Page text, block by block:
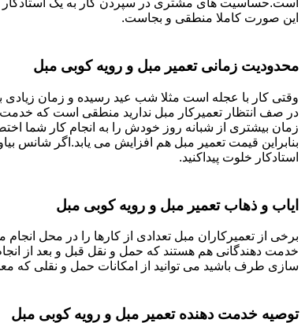
است.حساسیت های مشتری در سپردن کار به یک استادکار
این صورت کاملا منطقی و بجاست.
محدودیت زمانی تعمیر مبل و رویه کوبی مبل
وقتی کار با عجله است مثلا شب عید رسیده و زمان زیادی
در صف انتظار تعمیرکار مبل ندارید منطقی است که خدمت
زمان بیشتری از شبانه روز خودش را به انجام کار شما
بنابراین قیمت تعمیر مبل هم افزایش می یابد.اگر شانس
استادکار خلوت پیداکنید.
ایاب و ذهاب تعمیر مبل و رویه کوبی مبل
برخی از تعمیرکاران مبل تعدادی از کارها را در محل
خدمت دهندگانی هم هستند که حمل و نقل قبل و بعد از
سازی طرف باشید می توانید از امکانات حمل و نقلی که
توصیه خدمت دهنده تعمیر مبل و رویه کوبی مبل